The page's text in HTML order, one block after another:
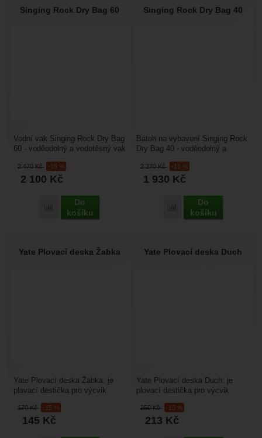
Singing Rock Dry Bag 60
2 470Kč -15 %
2 100 Kč
Přidat 'Singing Rock Dry Bag 60' k porovnání
Do
košíku
Vodní vak Singing Rock Dry Bag
60 - voděodolný a vodotěsný vak
ramenní...
Singing Rock Dry Bag 40
2 270Kč -15 %
1 930 Kč
Přidat 'Singing Rock
Do
košíku
Batoh na vybavení Singing Rock
Dry Bag 40 - voděodolný a
ramenní popruhy....
Yate Plovací deska Žabka
170Kč -15 %
145 Kč
Yate Plovací deska Žabka: je
plavací destička pro výcvik
primárně určen...
Yate Plovací deska Duch
250Kč -15 %
213 Kč
Yate Plovací deska Duch: je
plovací destička pro výcvik
primárně určen...